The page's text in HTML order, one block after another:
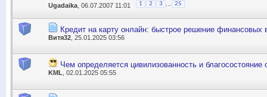
Ugadaika , 06.07.2007 11:01 1 2 3 25
Кредит на карту онлайн: быстрое решение финансовых
Витя32 , 25.01.2025 03:56
Чем определяется цивилизованность и благосостояние
KML , 02.01.2025 05:55